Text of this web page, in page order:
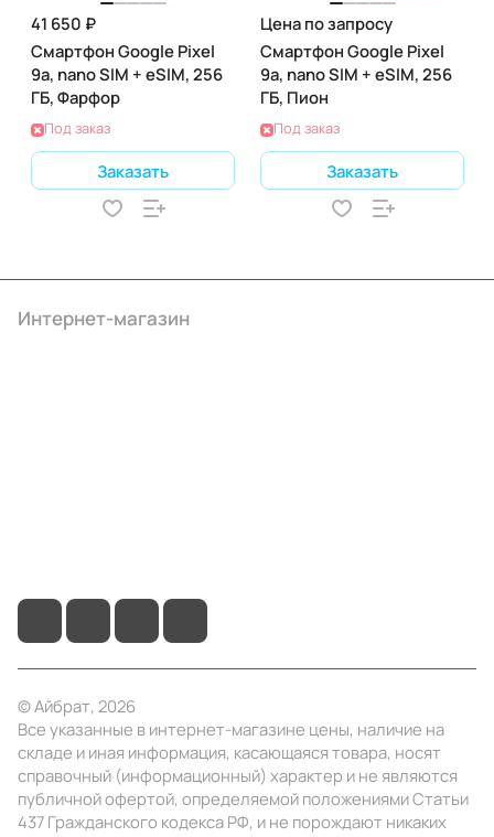
41 650 ₽
Смартфон Google Pixel
9a, nano SIM + eSIM, 256
ГБ, Фарфор
Под заказ
Заказать
Цена по запросу
Смартфон Google Pixel
9a, nano SIM + eSIM, 256
ГБ, Пион
Под заказ
Заказать
Интернет-магазин
© Айбрат, 2026
Все указанные в интернет-магазине цены, наличие на
складе и иная информация, касающаяся товара, носят
справочный (информационный) характер и не являются
публичной офертой, определяемой положениями Статьи
437 Гражданского кодекса РФ, и не порождают никаких